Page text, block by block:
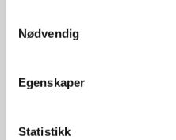
Nødvendig
Egenskaper
Statistikk